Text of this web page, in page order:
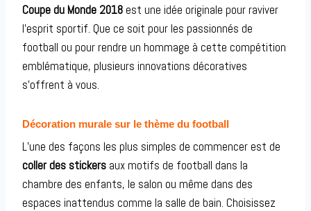
Coupe du Monde 2018est une idée originale pour raviver
l’esprit sportif. Que ce soit pour les passionnés de
football ou pour rendre un hommage à cette compétition
emblématique, plusieurs innovations décoratives
s’offrent à vous.
Décoration murale sur le thème du football
L’une des façons les plus simples de commencer est de
coller des stickers aux motifs de football dans la
chambre des enfants, le salon ou même dans des
espaces inattendus comme la salle de bain. Choisissez